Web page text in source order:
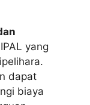
yang
dapat
biaya